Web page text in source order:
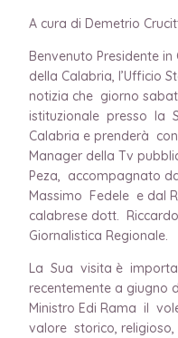
A cura di Demetrio
Benvenuto Presidente
della Calabria, l’Ufficio
notizia che giorno
istituzionale presso la
Calabria e prenderà
Manager della Tv
Peza, accompagnato
Massimo Fedele e dal
calabrese dott.
Giornalistica Regionale.
La Sua visita è
recentemente a giugno
Ministro Edi Rama il
valore storico,